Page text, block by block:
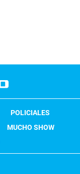
POLICIALES
MUCHO SHOW